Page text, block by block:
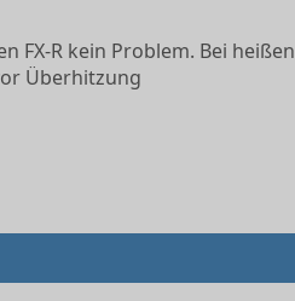
FX-R kein Problem. Bei heißen
Überhitzung